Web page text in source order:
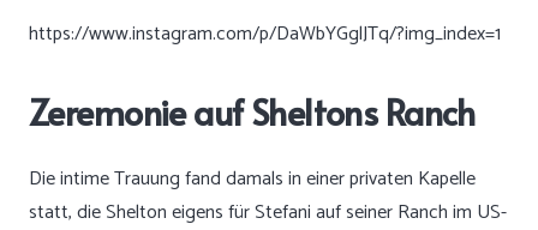
https://www.instagram.com/p/DaWbYGglJTq/?img_index=1
Zeremonie auf Sheltons Ranch
Die intime Trauung fand damals in einer privaten Kapelle
statt, die Shelton eigens für Stefani auf seiner Ranch im US-